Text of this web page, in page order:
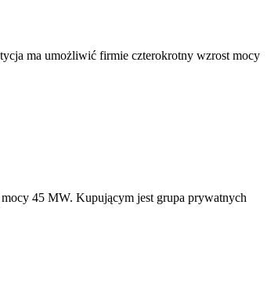
ma umożliwić firmie czterokrotny wzrost mocy
45 MW. Kupującym jest grupa prywatnych